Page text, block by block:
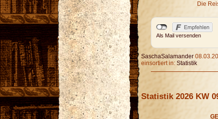
Die
Als Mail versenden
SaschaSalamander
einsortiert in: Statistik
Statistik 2026 KW